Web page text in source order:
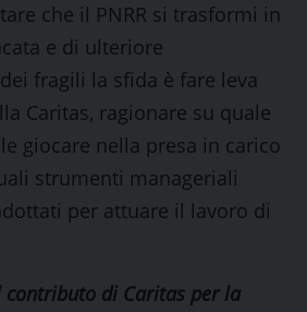
che il PNRR si trasformi in
e di ulteriore
fragili la sfida è fare leva
Caritas, ragionare su quale
giocare nella presa in carico
strumenti manageriali
per attuare il lavoro di
contributo di Caritas per la